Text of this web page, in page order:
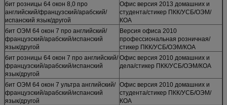
бит розницы 64 окон 8,0 про
английский/французский/арабский/
испанский язык/другой
Офис версия 2013 домашних и
студента/стикер ПКК/УСБ/ОЭМ/
КОА
бит ОЭМ 64 окон 7 про английский/
французский/арабский/испанский
язык/другой
Версия офиса 2010
профессиональная розничная/
стикер ПКК/УСБ/ОЭМ/КОА
бит розницы 64 окон 7 про английский/
французский/арабский/испанский
язык/другой
Офис версия 2010 домашних и
дела/стикер ПКК/УСБ/ОЭМ/КОА
бит ОЭМ 64 окон 7 ультра английский/
французский/арабский/испанский
язык/другой
Офис версия 2010 домашних и
студента/стикер ПКК/УСБ/ОЭМ/
КОА